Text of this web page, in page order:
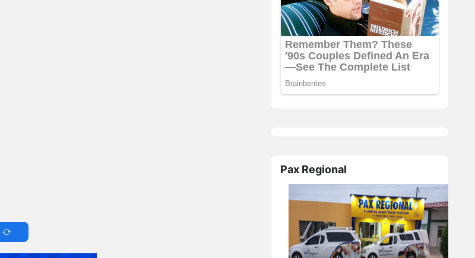
Pax Regional